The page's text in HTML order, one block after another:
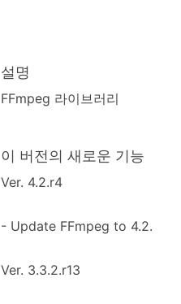
설명
FFmpeg 라이브러리
이 버전의 새로운 기능
Ver. 4.2.r4
- Update FFmpeg to 4.2.
Ver. 3.3.2.r13